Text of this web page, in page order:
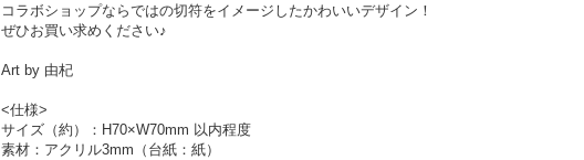
コラボショップならではの切符をイメージしたかわいいデザイン！
ぜひお買い求めください♪
Art by 由杞
<仕様>
サイズ（約）：H70×W70mm 以内程度
素材：アクリル3mm（台紙：紙）